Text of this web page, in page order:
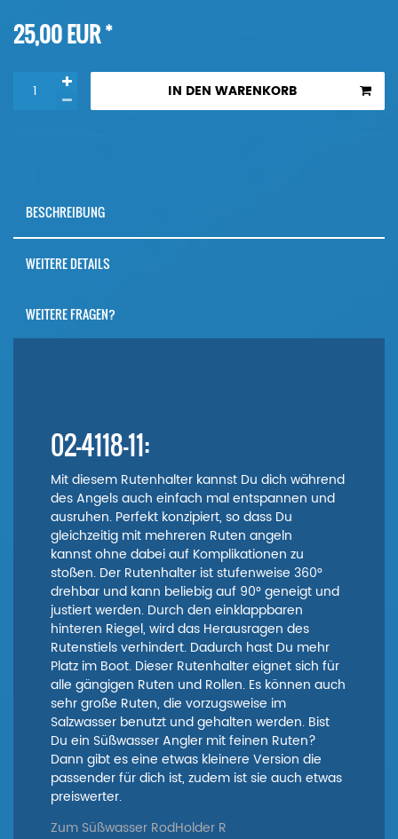
25,00 EUR*
IN DEN WARENKORB
BESCHREIBUNG
WEITERE DETAILS
WEITERE FRAGEN?
02-4118-11:
Mit diesem Rutenhalter kannst Du dich während
des Angels auch einfach mal entspannen und
ausruhen. Perfekt konzipiert, so dass Du
gleichzeitig mit mehreren Ruten angeln
kannst ohne dabei auf Komplikationen zu
stoßen. Der Rutenhalter ist stufenweise 360°
drehbar und kann beliebig auf 90° geneigt und
justiert werden. Durch den einklappbaren
hinteren Riegel, wird das Herausragen des
Rutenstiels verhindert. Dadurch hast Du mehr
Platz im Boot. Dieser Rutenhalter eignet sich für
alle gängigen Ruten und Rollen. Es können auch
sehr große Ruten, die vorzugsweise im
Salzwasser benutzt und gehalten werden. Bist
Du ein Süßwasser Angler mit feinen Ruten?
Dann gibt es eine etwas kleinere Version die
passender für dich ist, zudem ist sie auch etwas
preiswerter.
Zum Süßwasser RodHolder R